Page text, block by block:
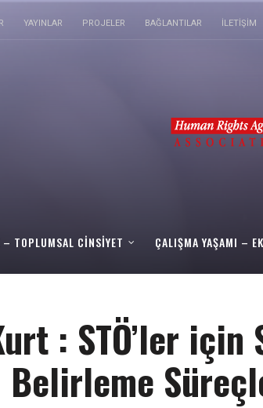
YAYINLAR PROJELER BAĞLANTILAR İLETIŞIM
– TOPLUMSAL CINSIYET ÇALIŞMA YAŞAMI –
: STÖ’ler